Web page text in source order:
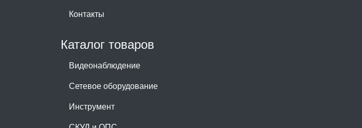
Контакты
Каталог товаров
Видеонаблюдение
Сетевое оборудование
Инструмент